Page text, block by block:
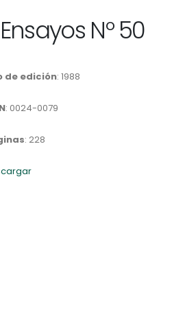
Nº 50
de edición: 1988
: 0024-0079
: 228